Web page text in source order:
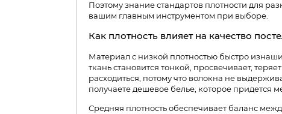
Поэтому знание стандартов плотности для
вашим главным инструментом при выборе.
Как плотность влияет на качество
Материал с низкой плотностью быстро
ткань становится тонкой, просвечивает,
расходиться, потому что волокна не
получаете дешевое белье, которое придется
Средняя плотность обеспечивает баланс